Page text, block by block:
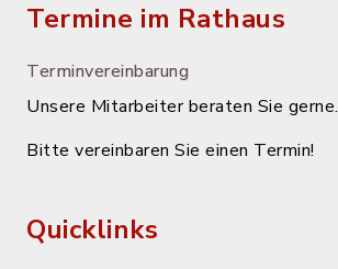
Termine im Rathaus
Terminvereinbarung
Unsere Mitarbeiter beraten Sie gerne.
Bitte vereinbaren Sie einen Termin!
Quicklinks